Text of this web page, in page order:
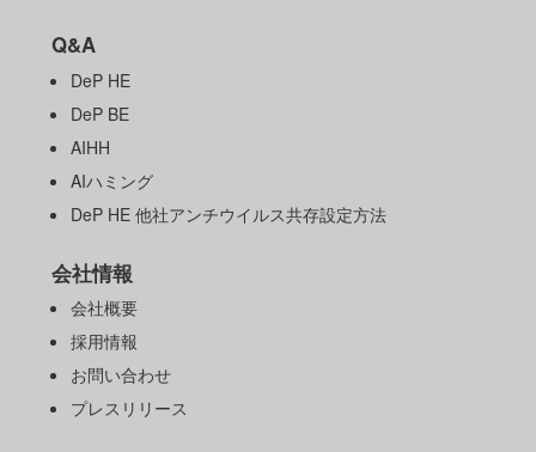
Q&A
DeP HE
DeP BE
AIHH
AIハミング
DeP HE 他社アンチウイルス共存設定方法
会社情報
会社概要
採用情報
お問い合わせ
プレスリリース